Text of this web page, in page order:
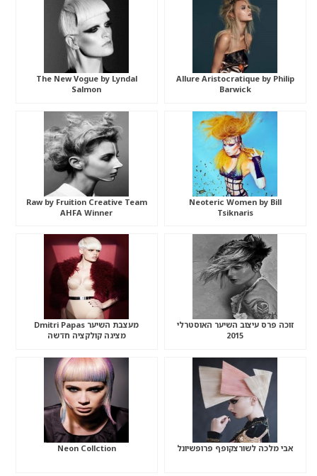
Allure Aristocratique by Philip
Barwick
The New Vogue by Lyndal
Salmon
Neoteric Women by Bill
Tsiknaris
Raw by Fruition Creative Team
AHFA Winner
זוכה פרס עיצוב השיער האוסטרלי
2015
מעצבת השיער Dmitri Papas
מציגה קולקציה חדשה
אבי מלכה לשורצקופף פרופשיונל Neon Collction